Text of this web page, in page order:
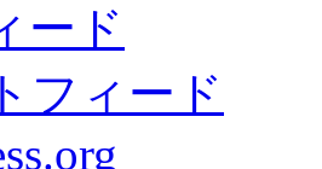
ード
フィード